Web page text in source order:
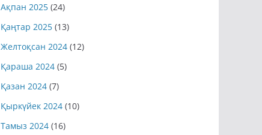
Ақпан 2025 (24)
Қаңтар 2025 (13)
Желтоқсан 2024 (12)
Қараша 2024 (5)
Қазан 2024 (7)
Қыркүйек 2024 (10)
Тамыз 2024 (16)